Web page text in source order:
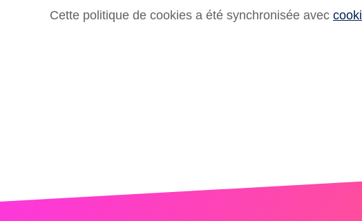
Cette politique de cookies a été synchronisée avec